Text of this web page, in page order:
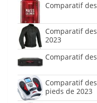
Comparatif
Comparatif
2023
Comparatif
Comparatif
pieds de 2023